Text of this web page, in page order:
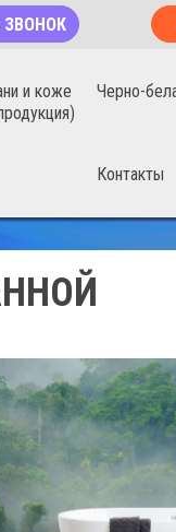
ЗВОНОК
и коже
Черно-
Контакты